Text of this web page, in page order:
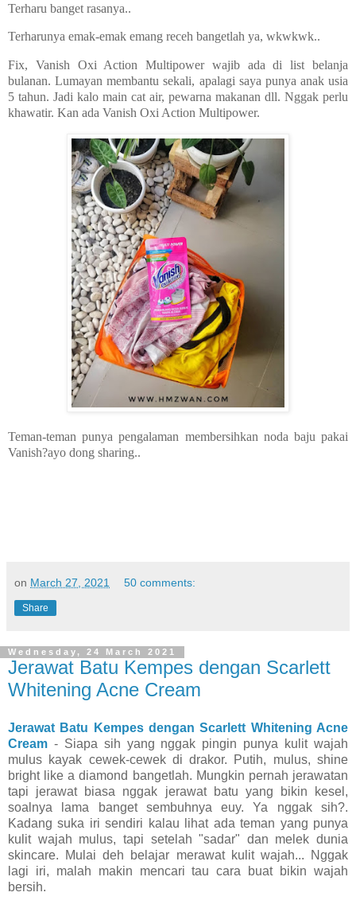
Terharu banget rasanya..
Terharunya emak-emak emang receh bangetlah ya, wkwkwk..
Fix, Vanish Oxi Action Multipower wajib ada di list belanja
bulanan. Lumayan membantu sekali, apalagi saya punya anak usia
5 tahun. Jadi kalo main cat air, pewarna makanan dll. Nggak perlu
khawatir. Kan ada Vanish Oxi Action Multipower.
Teman-teman punya pengalaman membersihkan noda baju pakai
Vanish?ayo dong sharing..
on March 27, 2021 50 comments:
Share
Wednesday, 24 March 2021
Jerawat Batu Kempes dengan Scarlett
Whitening Acne Cream
Jerawat Batu Kempes dengan Scarlett Whitening Acne
Cream - Siapa sih yang nggak pingin punya kulit wajah
mulus kayak cewek-cewek di drakor. Putih, mulus, shine
bright like a diamond bangetlah. Mungkin pernah jerawatan
tapi jerawat biasa nggak jerawat batu yang bikin kesel,
soalnya lama banget sembuhnya euy. Ya nggak sih?.
Kadang suka iri sendiri kalau lihat ada teman yang punya
kulit wajah mulus, tapi setelah "sadar" dan melek dunia
skincare. Mulai deh belajar merawat kulit wajah... Nggak
lagi iri, malah makin mencari tau cara buat bikin wajah
bersih.